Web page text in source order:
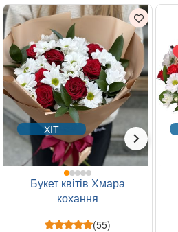
ХІТ
Букет квітів Хмара
кохання
(55)